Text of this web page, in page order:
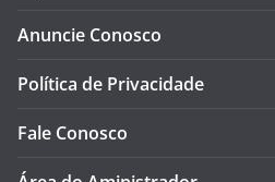
Anuncie Conosco
Política de Privacidade
Fale Conosco